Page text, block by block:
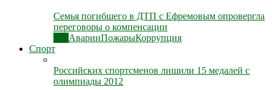
Семья погибшего в ДТП с Ефремовым опровергла
переговоры о компенсации
АварииПожарыКоррупция
Спорт
Российских спортсменов лишили 15 медалей с
олимпиады 2012